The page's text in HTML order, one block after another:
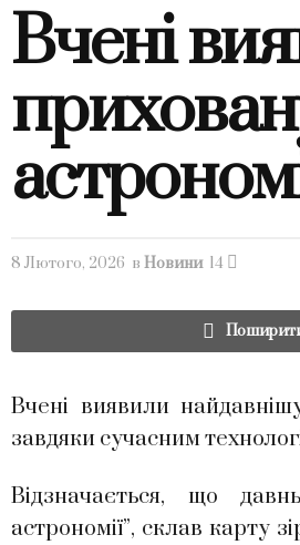
Вчені
8 Лютого, 2026 в Новини 14
Вчені виявили
завдяки сучасним
Відзначається, що
астрономії”, склав карту